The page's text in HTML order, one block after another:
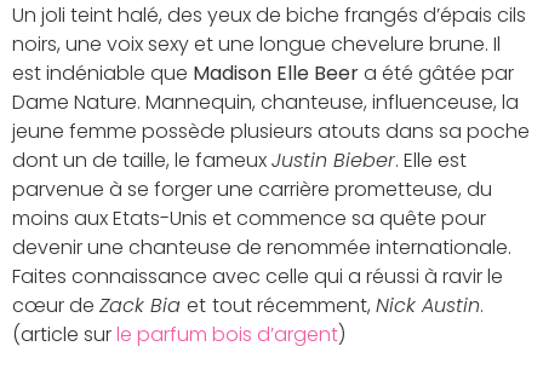
Un joli teint halé, des yeux de biche frangés d’épais cils
noirs, une voix sexy et une longue chevelure brune. Il
est indéniable que Madison Elle Beera été gâtée par
Dame Nature. Mannequin, chanteuse, influenceuse, la
jeune femme possède plusieurs atouts dans sa poche
dont un de taille, le fameuxJustin Bieber. Elle est
parvenue à se forger une carrière prometteuse, du
moins aux Etats-Unis et commence sa quête pour
devenir une chanteuse de renommée internationale.
Faites connaissance avec celle qui a réussi à ravir le
cœur de Zack Bia et tout récemment, Nick Austin.
(article surle parfum bois d’argent)